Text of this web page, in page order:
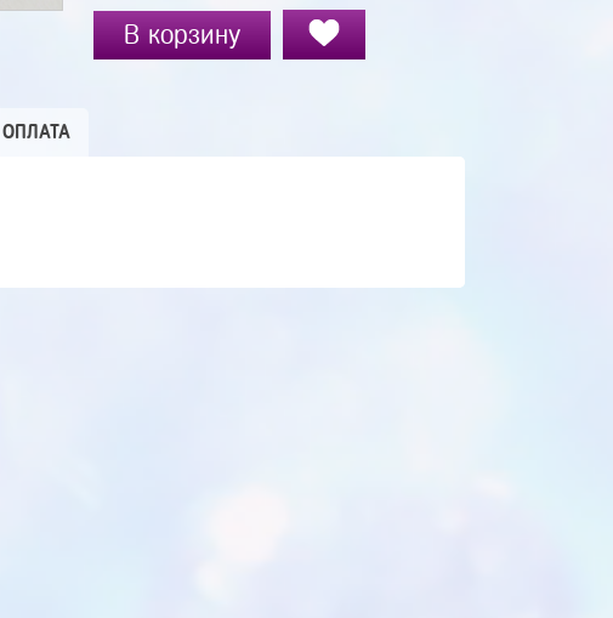
В корзину
ОПЛАТА